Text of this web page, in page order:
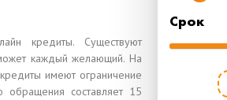
Срок
кредиты. Существуют
каждый желающий. На
имеют ограничение
составляет 15